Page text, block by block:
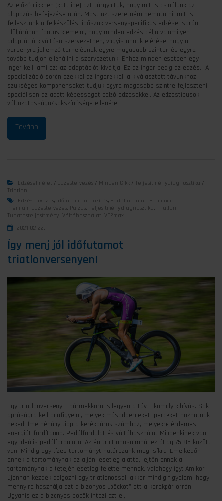
Az előző cikkben (katt ide) azt tárgyaltuk, hogy mit is csinálunk az
alapozás befejezése után. Most azt szeretném bemutatni, mit is
fejlesztünk a felkészülési időszak versenyspecifikus edzései során.
Elöljáróban fontos kiemelni, hogy minden edzés célja valamilyen
adaptáció kiváltása szervezetben, vagyis annak elérése, hogy a
versenyre jellemző terhelésnek egyre magasabb szinten és egyre
tovább tudjon ellenállni a szervezetünk. Ehhez minden esetben egy
inger kell, ami ezt az adaptációt kiváltja. Ez az inger pedig az edzés. A
specializáció során ezekkel az ingerekkel, a kiválasztott távunkhoz
szükséges komponenseket tudjuk egyre magasabb szintre fejleszteni,
speciálisan az adott képességet célzó edzésekkel. Az edzéstípusok
változatossága/sokszínűsége ellenére
Edzéselmélet / Edzéstervezés / Minden Cikk / Teljesítménydiagnosztika /
Triatlon
Edzéstervezés, Időfutam , Intenzitás, Pedálfordulat , Prémium ,
Prémium Edzéstervezés, Pulzus, Teljesítménydiagnosztika, Triatlon ,
Tudatosteljesítmény, Váltóhasználat ,
VO2max
2021.02.22.
Így menj jól időfutamot
triatlonversenyen!
Egy triatlonverseny – bármekkora is legyen a táv – komoly kihívás. Sok
apróságra kell odafigyelni, melyek másodperceket, perceket hozhatnak
neked. Íme néhány tipp a kerékpáros számhoz, melyekre érdemes
energiát fordítanod. Pedálfordulat és váltóhasználat Mindenkinek van
egy ideális pedálfordulata. Az én triatlonosaimnál ez átlag 75-85 között
van. Mindig egy tízes tartományt határozunk meg, síkra. Emelkedőn
ennek a tartománynak az alján, esetleg alatta, lejtőn ennek a
tartománynak a tetején esetleg felette mennek. valahogy így: Amikor
újonnan kezdek dolgozni egy triatlonossal, akkor mindig figyelem, hogy
mennyire használja azt a bizonyos „pöcköt” ott a kerékpár orrán.
Ugyanis ez a bizonyos pöcök intézi azt el,